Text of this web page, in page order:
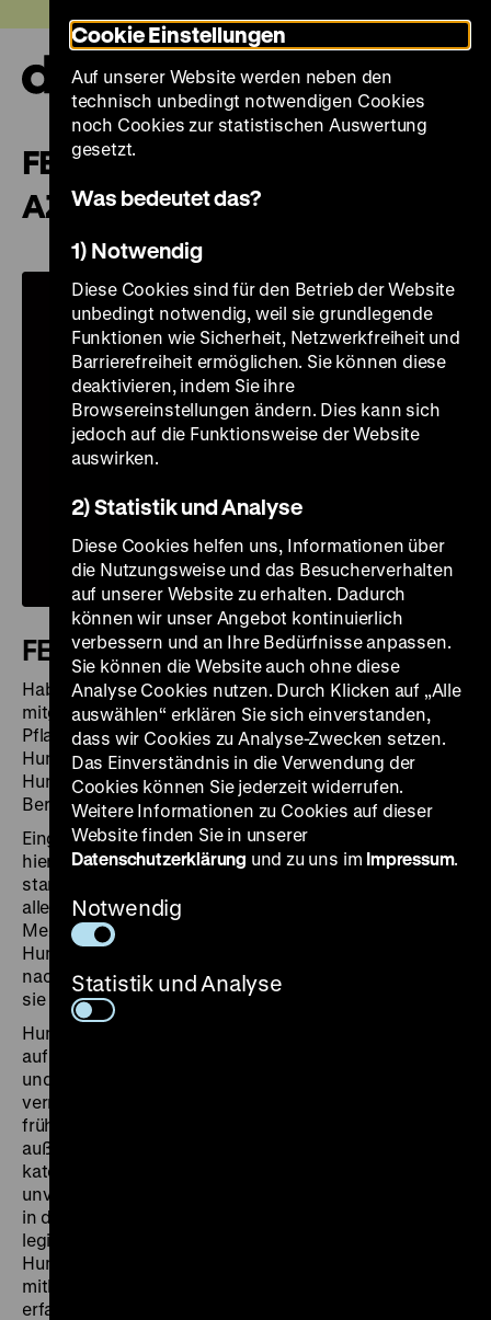
zum
Seiteninhalt
springen
FEUEROPAL UND
AZTEKISCHES GEFÄSS
FEUEROPAL
Haben Sie schon einmal Steine von einer Reise
mitgenommen? Gesteine und Mineralien waren neben
Pflanzen das wichtigste Sammelgebiet Alexander von
Humboldts. Mehr als tausend Exemplare, die von
Humboldts Reisen zeugen, werden heute allein im
Berliner Naturkundemuseum aufbewahrt.
Eingeschlossen in graues, vulkanisches Gestein ist
hier honiggelb das Mineral Opal zu erkennen. Der Opal
stammt aus Zimapán in Mexiko, wo Humboldt
allerdings selbst nie war. Vermutlich kam der Opal in
Mexiko-Stadt in seinen Besitz. Durch Alexander von
Humboldt gelangte die Probe aus den Bergen Mexikos
nach Europa in die Hände von Wissenschaftlern, die
sie analysierten und klassifizierten.
Humboldts Gesteinssammlungen verweisen einerseits
auf sein breites Interesse an der anorganischen Natur
und seine umfassende Reisetätigkeit. Andererseits
vermitteln sie, wie europäische Wissenschaftler im
frühen 19. Jahrhundert zunehmend die
außereuropäische Welt nach eigenen Maßstäben
kategorisierten. Forschungsreisen waren
unverzichtbarer Bestandteil des kulturellen Prozesses,
in dem Europa seinen globalen Herrschaftsanspruch
legitimierte. Heute ist der Opal mit dem Namen
Humboldt verbunden – von den Menschen, die ihn
mithilfe ihres lokalen Wissens aus dem Berg förderten,
erfahren wir hingegen nichts.
Cookie Einstellungen
Auf unserer Website werden neben den
technisch unbedingt notwendigen Cookies
noch Cookies zur statistischen Auswertung
gesetzt.
Was bedeutet das?
1) Notwendig
Diese Cookies sind für den Betrieb der Website
unbedingt notwendig, weil sie grundlegende
Funktionen wie Sicherheit, Netzwerkfreiheit und
Barrierefreiheit ermöglichen. Sie können diese
deaktivieren, indem Sie ihre
Browsereinstellungen ändern. Dies kann sich
jedoch auf die Funktionsweise der Website
auswirken.
2) Statistik und Analyse
Diese Cookies helfen uns, Informationen über
die Nutzungsweise und das Besucherverhalten
auf unserer Website zu erhalten. Dadurch
können wir unser Angebot kontinuierlich
verbessern und an Ihre Bedürfnisse anpassen.
Sie können die Website auch ohne diese
Analyse Cookies nutzen. Durch Klicken auf „Alle
auswählen“ erklären Sie sich einverstanden,
dass wir Cookies zu Analyse-Zwecken setzen.
Das Einverständnis in die Verwendung der
Cookies können Sie jederzeit widerrufen.
Weitere Informationen zu Cookies auf dieser
Website finden Sie in unserer
Datenschutzerklärung und zu uns im Impressum.
Notwendig
Statistik und Analyse